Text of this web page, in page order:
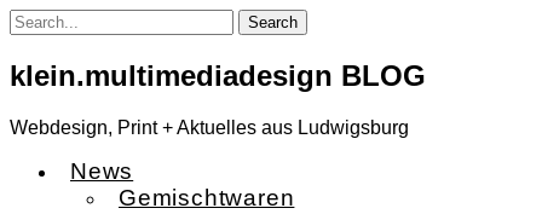
Skip
to
content
klein.multimediadesign BLOG
Webdesign, Print + Aktuelles aus Ludwigsburg
News
Gemischtwaren